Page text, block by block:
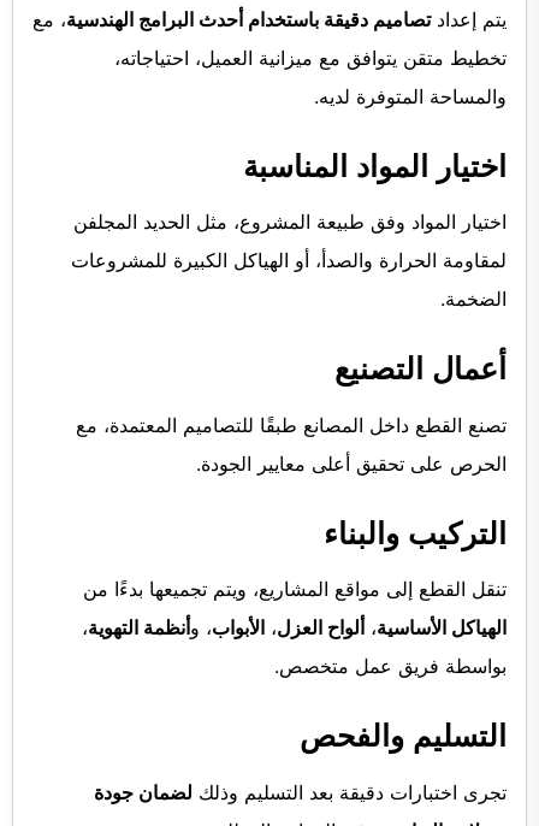
يتم إعدادتصاميم دقيقة باستخدام أحدث البرامج الهندسية، مع
تخطيط متقن يتوافق مع ميزانية العميل، احتياجاته،
والمساحة المتوفرة لديه.
اختيار المواد المناسبة
اختيار المواد وفق طبيعة المشروع، مثل الحديد المجلفن
لمقاومة الحرارة والصدأ، أو الهياكل الكبيرة للمشروعات
الضخمة.
أعمال التصنيع
تصنع القطع داخل المصانع طبقًا للتصاميم المعتمدة، مع
الحرص على تحقيق أعلى معايير الجودة.
التركيب والبناء
تنقل القطع إلى مواقع المشاريع، ويتم تجميعها بدءًا من
الهياكل الأساسية، ألواح العزل، الأبواب، وأنظمة التهوية،
بواسطة فريق عمل متخصص.
التسليم والفحص
تجرى اختبارات دقيقة بعد التسليم وذلك لضمان جودة